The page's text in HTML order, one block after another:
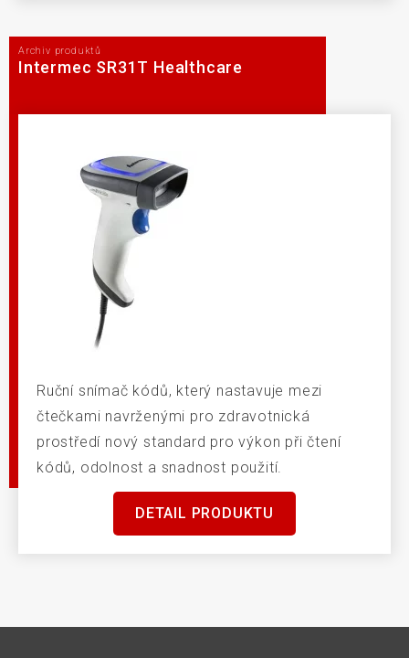
Archiv produktů
Intermec SR31T Healthcare
Ruční snímač kódů, který nastavuje mezi
čtečkami navrženými pro zdravotnická
prostředí nový standard pro výkon při čtení
kódů, odolnost a snadnost použití.
DETAIL PRODUKTU